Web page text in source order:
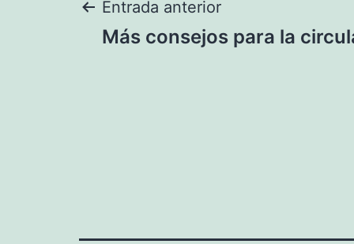
Navegación
Entrada anterior
Más consejos para la